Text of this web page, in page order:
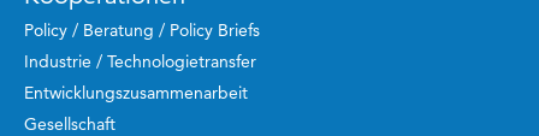
Policy / Beratung / Policy Briefs
Industrie / Technologietransfer
Entwicklungszusammenarbeit
Gesellschaft